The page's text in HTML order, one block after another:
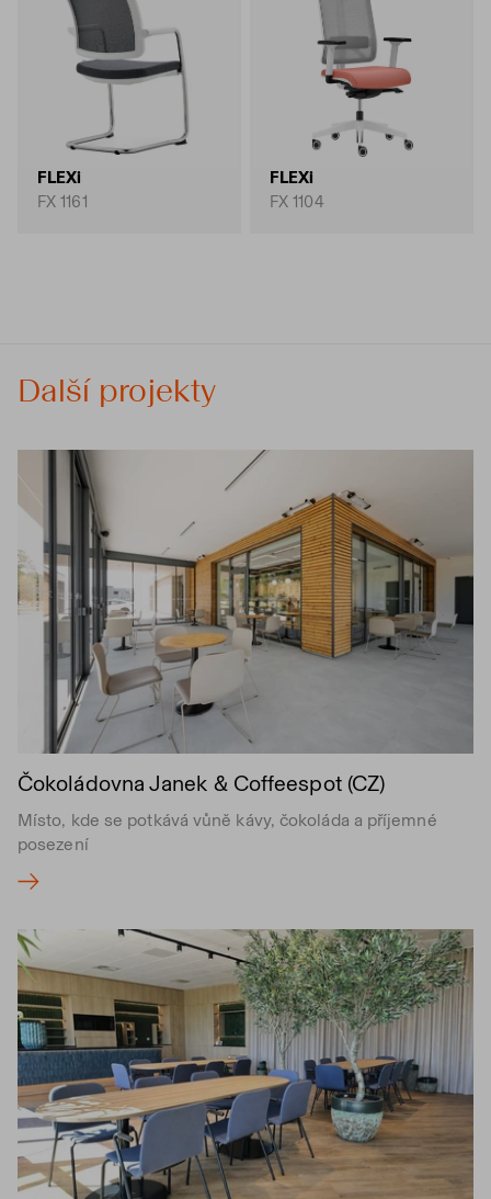
FLEXi
FX 1161
FLEXi
FX 1104
Další projekty
Čokoládovna Janek & Coffeespot (CZ)
Místo, kde se potkává vůně kávy, čokoláda a příjemné
posezení